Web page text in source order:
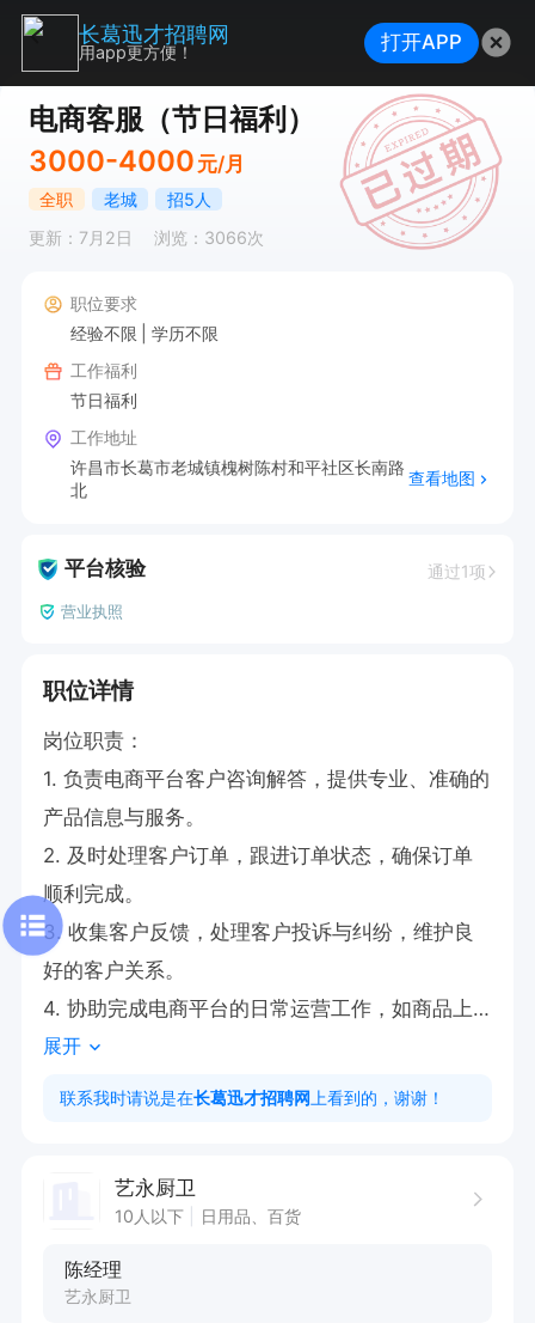
电商客服（节日福利）
3000-4000 元/月
全职 老城
招5人
更新：7月2日
浏览：3066次
职位要求
经验不限
学历不限
工作福利
节日福利
工作地址
许昌市长葛市老城镇槐树陈村和平社区长南路
北
查看地图
平台核验 通过1项
营业执照
职位详情
岗位职责：
1. 负责电商平台客户咨询解答，提供专业、准确的
产品信息与服务。
2. 及时处理客户订单，跟进订单状态，确保订单
顺利完成。
3. 收集客户反馈，处理客户投诉与纠纷，维护良
好的客户关系。
4. 协助完成电商平台的日常运营工作，如商品上
架、信息更新等。
3. 熟练掌握办公软件及电商平台操作技能。
展开
联系我时请说是在长葛迅才招聘网 上看到的，谢谢！
艺永厨卫
10人以下 日用品、百货
陈经理
艺永厨卫
长葛迅才招聘网
用app更方便！ 打开APP